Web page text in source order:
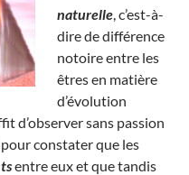
naturelle , c’est-à-
dire de différence
notoire entre les
êtres en matière
d’évolution
d’observer sans passion
constater que les
entre eux et que tandis